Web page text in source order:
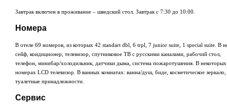
Завтрак включен в проживание – шведский стол. Завтрак с 7:30 до 10:00.
Номера
В отеле 69 номеров, из которых 42 standart dbl, 6 trpl, 7 junior suite, 1 special suite. В
сейф, кондиционер, телевизор, спутниковое ТВ с русскими каналами, рабочий стол,
телефон, минибар/холодильник, датчики дыма, система пожаротушения. В некоторых
номерах LCD телевизор. В ванных комнатах: ванна/душ, биде, косметическое зеркало,
туалетные принадлежности.
Сервис